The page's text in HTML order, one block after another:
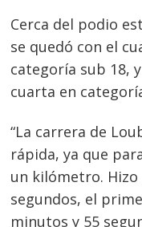
Cerca del podio
se quedó con el
categoría sub 18,
cuarta en
“La carrera de
rápida, ya que
un kilómetro. Hizo
segundos, el
minutos y 55
entradas